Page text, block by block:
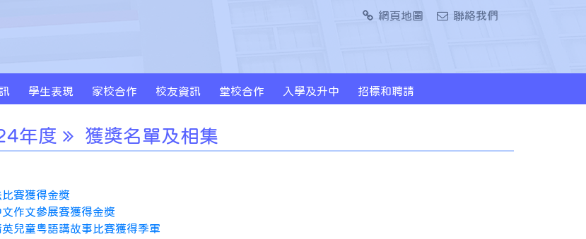
網頁地圖 聯絡我們
學生表現 家校合作 校友資訊 堂校合作 入學及升中 招標和聘請
年度 獲獎名單及相集
賽獲得金獎
作文參展賽獲得金獎
兒童粵語講故事比賽獲得季軍